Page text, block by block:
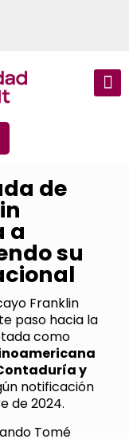
de
a
su
Franklin
paso hacia la
como
y
notificación
de 2024.
Tomé